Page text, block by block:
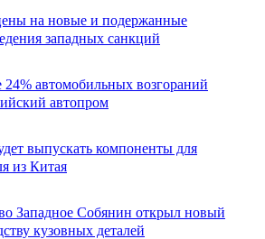
на новые и подержанные
западных санкций
24% автомобильных возгораний
автопром
выпускать компоненты для
из Китая
Западное Собянин открыл новый
кузовных деталей